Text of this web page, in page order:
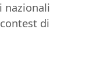
nazionali
di